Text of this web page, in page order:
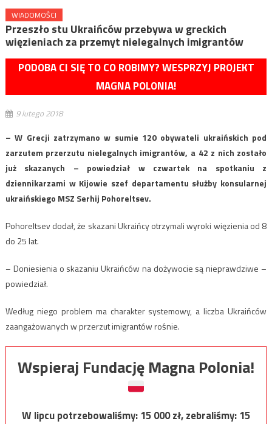
WIADOMOŚCI
Przeszło stu Ukraińców przebywa w greckich
więzieniach za przemyt nielegalnych imigrantów
PODOBA CI SIĘ TO CO ROBIMY? WESPRZYJ PROJEKT
MAGNA POLONIA!
9 lutego 2018
– W Grecji zatrzymano w sumie 120 obywateli ukraińskich pod
zarzutem przerzutu nielegalnych imigrantów, a 42 z nich zostało
już skazanych – powiedział w czwartek na spotkaniu z
dziennikarzami w Kijowie szef departamentu służby konsularnej
ukraińskiego MSZ Serhij Pohoreltsev.
Pohoreltsev dodał, że skazani Ukraińcy otrzymali wyroki więzienia od 8
do 25 lat.
– Doniesienia o skazaniu Ukraińców na dożywocie są nieprawdziwe –
powiedział.
Według niego problem ma charakter systemowy, a liczba Ukraińców
zaangażowanych w przerzut imigrantów rośnie.
Wspieraj Fundację Magna Polonia!
W lipcu potrzebowaliśmy:15 000zł, zebraliśmy:15